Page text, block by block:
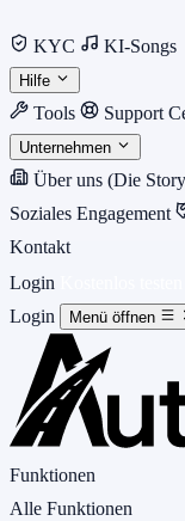
KYC KI-Songs
Hilfe
Tools Support
Unternehmen
Über uns (Die
Soziales Engagement
Kontakt
Login
Login
Menü öffnen
Funktionen
Alle Funktionen